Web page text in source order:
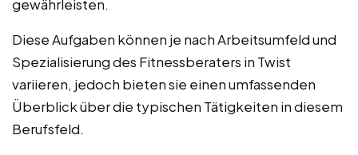
gewährleisten.
Diese Aufgaben können je nach Arbeitsumfeld und
Spezialisierung des Fitnessberaters in Twist
variieren, jedoch bieten sie einen umfassenden
Überblick über die typischen Tätigkeiten in diesem
Berufsfeld.